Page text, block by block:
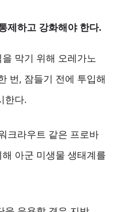
제하고 강화해야 한다.
막기 위해 오레가노
번, 잠들기 전에 투입해
한다.
크라우트 같은 프로바
아군 미생물 생태계를